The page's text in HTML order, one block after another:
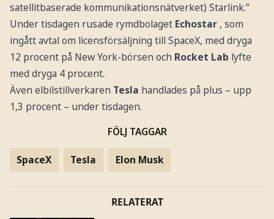
satellitbaserade kommunikationsnätverket) Starlink.”
Under tisdagen rusade rymdbolaget Echostar , som
ingått avtal om licensförsäljning till SpaceX, med dryga
12 procent på New York-börsen och Rocket Lab lyfte
med dryga 4 procent.
Även elbilstillverkaren Tesla handlades på plus – upp
1,3 procent – under tisdagen.
FÖLJ TAGGAR
SpaceX Tesla Elon Musk
RELATERAT